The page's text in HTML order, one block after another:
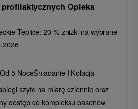
Opieka
Teplice: 20 % zniżki na wybrane
Od 5 NoceŚniadanie I Kolacja
szyte na miarę dziennie oraz
dostęp do kompleksu basenów